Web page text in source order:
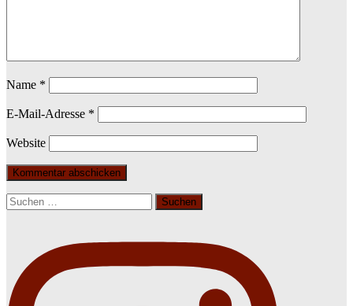
Name *
E-Mail-Adresse *
Website
Suchen
nach: